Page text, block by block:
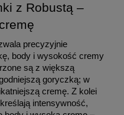
z Robustą –
precyzyjnie
body i wysokość cremy
są z większą
goryczką; w
cremę. Z kolei
intensywność,